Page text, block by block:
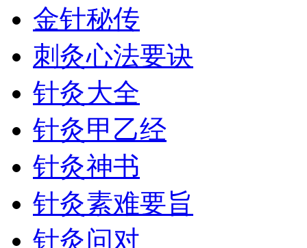
金针秘传
刺灸心法要诀
针灸大全
针灸甲乙经
针灸神书
针灸素难要旨
针灸问对